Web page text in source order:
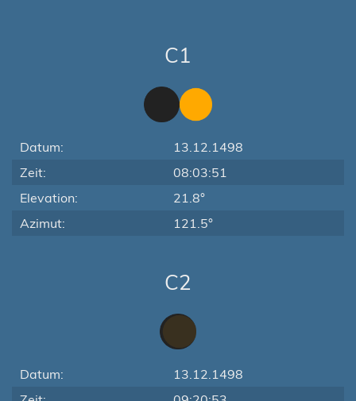
C1
Datum:
13.12.1498
Zeit:
08:03:51
Elevation:
21.8°
Azimut:
121.5°
C2
Datum:
13.12.1498